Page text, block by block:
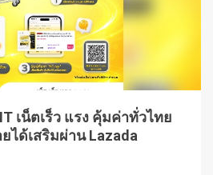
เน็ตเร็ว แรง คุ้มค่าทั่วไทย
ได้เสริมผ่าน Lazada